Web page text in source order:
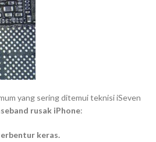
yang sering ditemui teknisi iSeven
rusak iPhone:
keras.